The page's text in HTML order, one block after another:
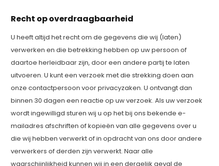
Recht op overdraagbaarheid
U heeft altijd het recht om de gegevens die wij (laten)
verwerken en die betrekking hebben op uw persoon of
daartoe herleidbaar zijn, door een andere partij te laten
uitvoeren. U kunt een verzoek met die strekking doen aan
onze contactpersoon voor privacyzaken. U ontvangt dan
binnen 30 dagen een reactie op uw verzoek. Als uw verzoek
wordt ingewilligd sturen wij u op het bij ons bekende e-
mailadres afschriften of kopieën van alle gegevens over u
die wij hebben verwerkt of in opdracht van ons door andere
verwerkers of derden zijn verwerkt. Naar alle
waarschijnlijkheid kunnen wij in een dergelijk geval de